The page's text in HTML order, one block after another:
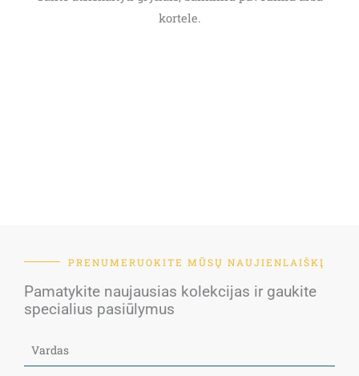
kortele.
PRENUMERUOKITE MŪSŲ NAUJIENLAIŠKĮ
Pamatykite naujausias kolekcijas ir gaukite
specialius pasiūlymus